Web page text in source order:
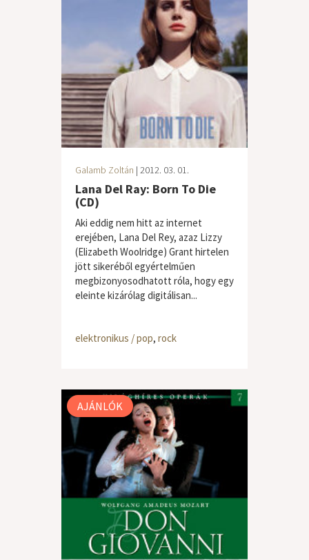
Galamb Zoltán | 2012. 03. 01.
Lana Del Ray: Born To Die
(CD)
Aki eddig nem hitt az internet
erejében, Lana Del Rey, azaz Lizzy
(Elizabeth Woolridge) Grant hirtelen
jött sikeréből egyértelműen
megbizonyosodhatott róla, hogy egy
eleinte kizárólag digitálisan...
elektronikus / pop, rock
AJÁNLÓK